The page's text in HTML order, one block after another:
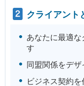
クライアント
あなたに最適
す
同盟関係をデザ
ビジネス契約を